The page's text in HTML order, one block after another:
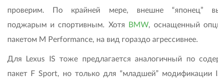
проверим. По крайней мере, внешне “японец”
поджарым и спортивным. Хотя BMW, оснащенный
пакетом M Performance, на вид гораздо агрессивнее.
Для Lexus IS тоже предлагается аналогичный по
пакет F Sport, но только для “младшей” модификации